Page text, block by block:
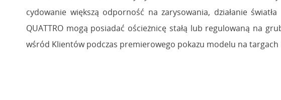
cydowanie większą odporność na zarysowania, działanie
QUATTRO mogą posiadać ościeżnicę stałą lub regulowaną na
wśród Klientów podczas premierowego pokazu modelu na targach